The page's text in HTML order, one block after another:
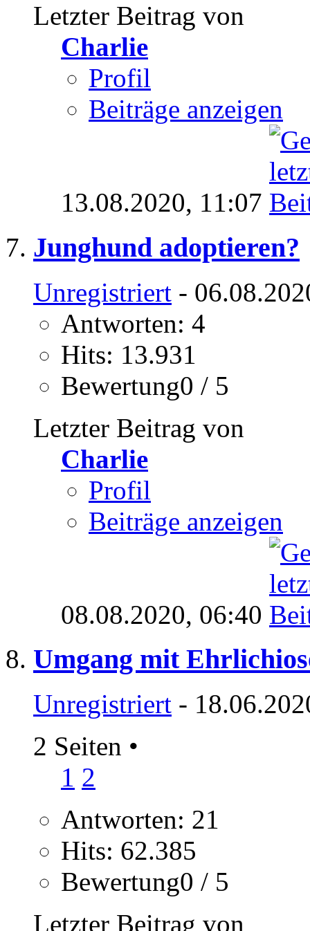
Letzter Beitrag von
Charlie
Profil
Beiträge anzeigen
13.08.2020, 11:07
Junghund adoptieren?
Unregistriert -
Antworten: 4
Hits: 13.931
Bewertung0 / 5
Letzter Beitrag von
Charlie
Profil
Beiträge anzeigen
08.08.2020, 06:40
Umgang mit
Unregistriert -
2 Seiten •
1 2
Antworten: 21
Hits: 62.385
Bewertung0 / 5
Letzter Beitrag von